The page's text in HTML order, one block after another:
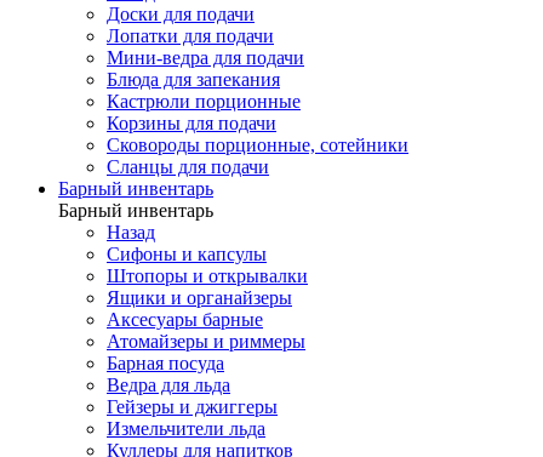
Доски для подачи
Лопатки для подачи
Мини-ведра для подачи
Блюда для запекания
Кастрюли порционные
Корзины для подачи
Сковороды порционные, сотейники
Сланцы для подачи
Барный инвентарь
Барный инвентарь
Назад
Сифоны и капсулы
Штопоры и открывалки
Ящики и органайзеры
Аксесуары барные
Атомайзеры и риммеры
Барная посуда
Ведра для льда
Гейзеры и джиггеры
Измельчители льда
Куллеры для напитков